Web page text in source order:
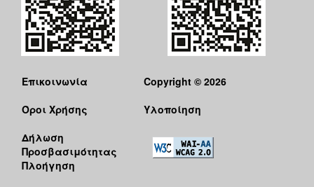
Επικοινωνία
Όροι Χρήσης
Δήλωση
Προσβασιμότητας
Πλοήγηση
Copyright © 2026
Υλοποίηση